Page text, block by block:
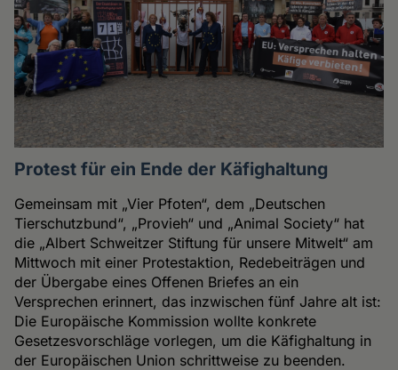
Protest für ein Ende der Käfighaltung
Gemeinsam mit „Vier Pfoten“, dem „Deutschen
Tierschutzbund“, „Provieh“ und „Animal Society“ hat
die „Albert Schweitzer Stiftung für unsere Mitwelt“ am
Mittwoch mit einer Protestaktion, Redebeiträgen und
der Übergabe eines Offenen Briefes an ein
Versprechen erinnert, das inzwischen fünf Jahre alt ist:
Die Europäische Kommission wollte konkrete
Gesetzesvorschläge vorlegen, um die Käfighaltung in
der Europäischen Union schrittweise zu beenden.